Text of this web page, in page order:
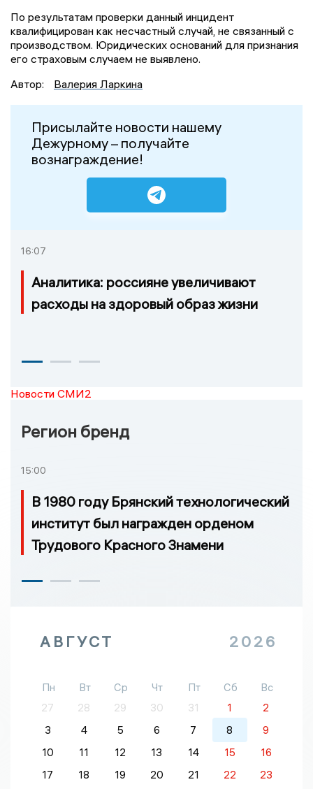
По результатам проверки данный инцидент
квалифицирован как несчастный случай, не связанный с
производством. Юридических оснований для признания
его страховым случаем не выявлено.
Автор:
Валерия Ларкина
Присылайте новости нашему
Дежурному – получайте
вознаграждение!
16:07
Аналитика: россияне увеличивают
расходы на здоровый образ жизни
Новости СМИ2
Регион бренд
15:00
В 1980 году Брянский технологический
институт был награжден орденом
Трудового Красного Знамени
АВГУСТ 2026
Пн Вт Ср Чт Пт Сб
Вс
27
28 29 30 31 1
2
3
4 5 6 7 8
9
10
11 12 13 14 15
16
17
18 19 20 21 22
23